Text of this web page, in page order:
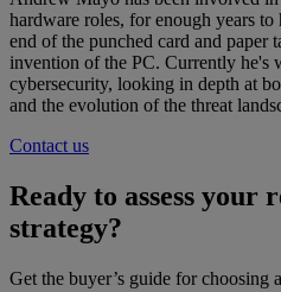
hardware roles, for enough years
end of the punched card and paper
invention of the PC. Currently he's
cybersecurity, looking in depth at
and the evolution of the threat
Contact us
Ready to assess your
strategy?
Get the buyer’s guide for choosing